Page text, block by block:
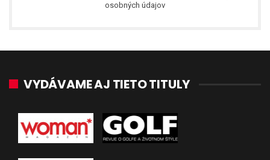
osobných údajov
VYDÁVAME AJ TIETO TITULY